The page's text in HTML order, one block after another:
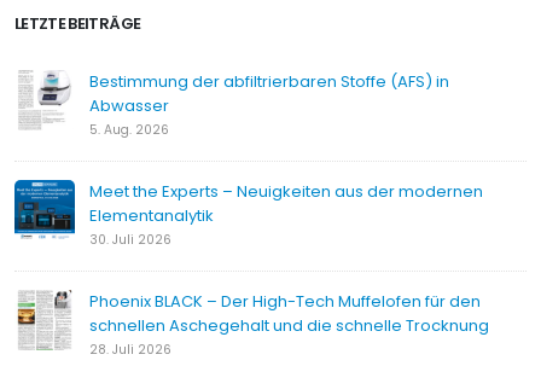
LETZTE BEITRÄGE
Bestimmung der abfiltrierbaren Stoffe (AFS) in
Abwasser
5. Aug. 2026
Meet the Experts – Neuigkeiten aus der modernen
Elementanalytik
30. Juli 2026
Phoenix BLACK – Der High-Tech Muffelofen für den
schnellen Aschegehalt und die schnelle Trocknung
28. Juli 2026